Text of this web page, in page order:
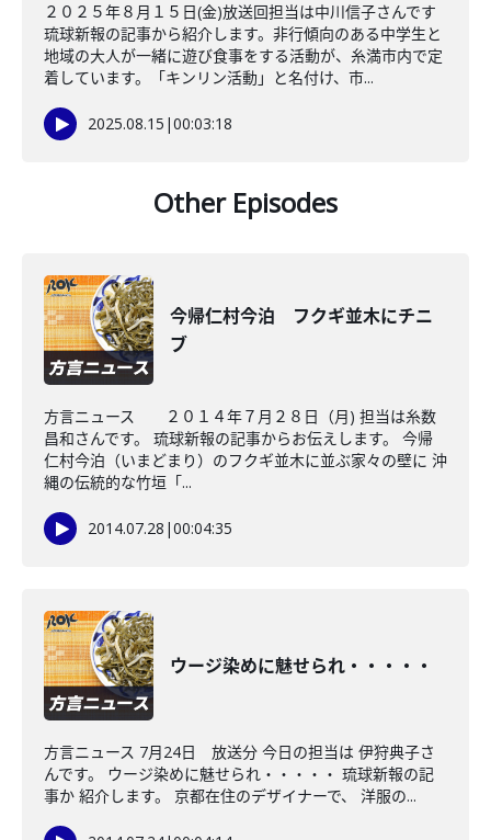
２０２５年８月１５日(金)放送回担当は中川信子さんです
琉球新報の記事から紹介します。非行傾向のある中学生と
地域の大人が一緒に遊び食事をする活動が、糸満市内で定
着しています。「キンリン活動」と名付け、市...
2025.08.15 |00:03:18
Other Episodes
今帰仁村今泊 フクギ並木にチニ
ブ
方言ニュース ２０１４年７月２８日（月) 担当は糸数
昌和さんです。 琉球新報の記事からお伝えします。 今帰
仁村今泊（いまどまり）のフクギ並木に並ぶ家々の壁に 沖
縄の伝統的な竹垣「...
2014.07.28 |00:04:35
ウージ染めに魅せられ・・・・・
方言ニュース 7月24日 放送分 今日の担当は 伊狩典子さ
んです。 ウージ染めに魅せられ・・・・・ 琉球新報の記
事か 紹介します。 京都在住のデザイナーで、 洋服の...